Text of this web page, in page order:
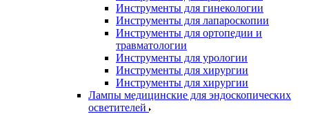
Инструменты для гинекологии
Инструменты для лапароскопии
Инструменты для ортопедии и
травматологии
Инструменты для урологии
Инструменты для хирургии
Инструменты для хирургии
Лампы медицинские для эндоскопических
осветителей